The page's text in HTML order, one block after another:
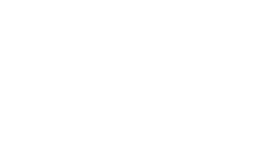
تمثّل
بين